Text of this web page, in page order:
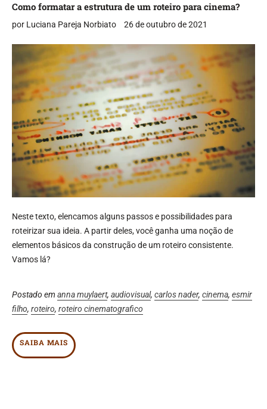
Como formatar a estrutura de um roteiro para cinema?
por Luciana Pareja Norbiato 26 de outubro de 2021
Neste texto, elencamosalguns passos e possibilidades para
roteirizar sua ideia. A partir deles, você ganha uma noção de
elementos básicos da construção de um roteiro consistente.
Vamos lá?
Postado em anna muylaert, audiovisual, carlos nader, cinema, esmir
filho, roteiro, roteiro cinematografico
SAIBA MAIS